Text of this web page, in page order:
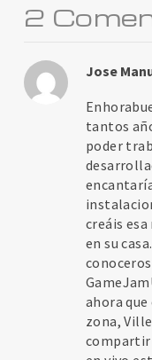
2
Jose
tantos
poder
creáis esa
en su
ahora
zona,
compartir